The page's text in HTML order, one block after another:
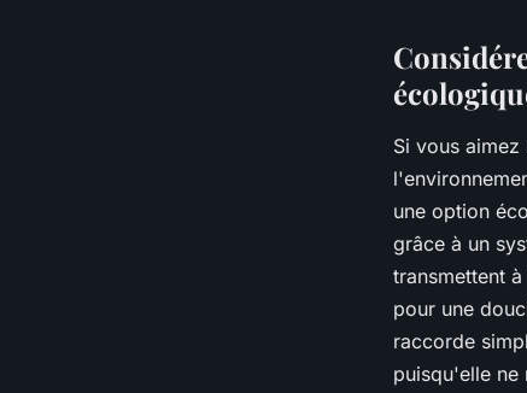
Si vous
une option
grâce à un
transmettent
pour une
raccorde
puisqu'elle ne